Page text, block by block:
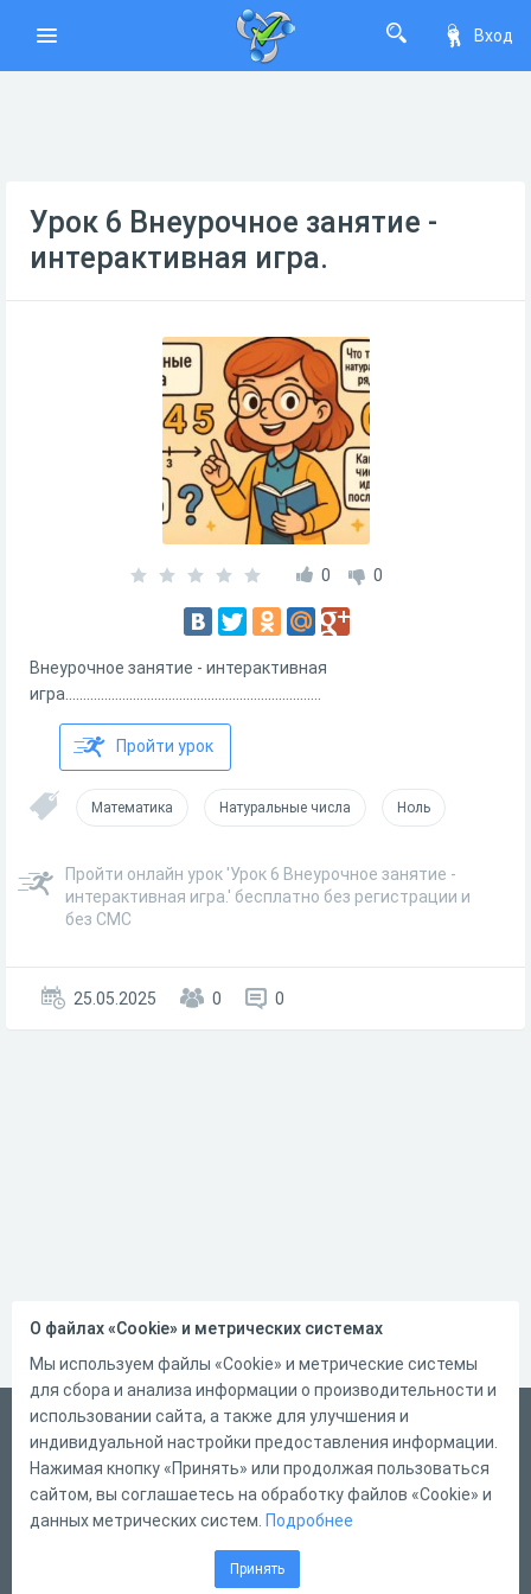
Вход
Урок 6 Внеурочное занятие -
интерактивная игра.
0 0
Внеурочное занятие - интерактивная
игра........................................................................
Пройти урок
Математика Натуральные числа Ноль
Пройти онлайн урок 'Урок 6 Внеурочное занятие -
интерактивная игра.' бесплатно без регистрации и
без СМС
25.05.2025 0 0
Русский
Справка
Форма обратной связи
О файлах «Cookie» и метрических системах
Мы используем файлы «Cookie» и метрические системы
для сбора и анализа информации о производительности и
использовании сайта, а также для улучшения и
индивидуальной настройки предоставления информации.
Нажимая кнопку «Принять» или продолжая пользоваться
сайтом, вы соглашаетесь на обработку файлов «Cookie» и
данных метрических систем. Подробнее
Принять